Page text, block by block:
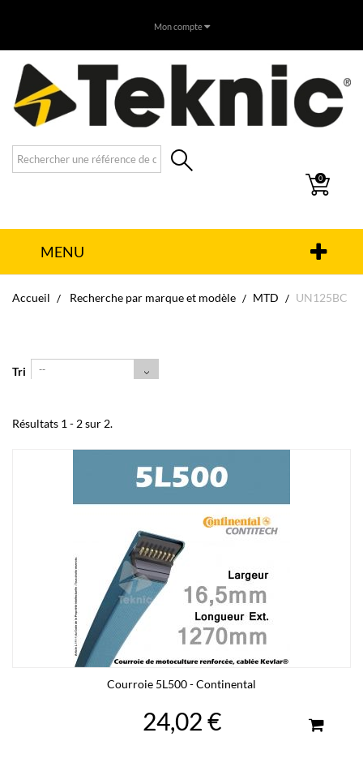
Mon compte
0
MENU
Accueil Recherche par marque et modèle MTD UN125BC
Tri --
Résultats 1 - 2 sur 2.
Courroie 5L500 - Continental
24,02 €